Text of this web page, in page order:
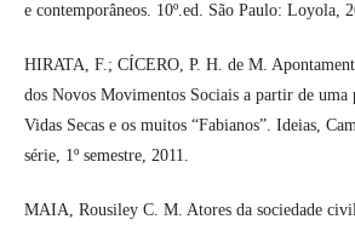
e contemporâneos. 10º.ed. São Paulo: Loyola,
HIRATA, F.; CÍCERO, P. H. de M.
dos Novos Movimentos Sociais a partir de uma
Vidas Secas e os muitos “Fabianos”. Ideias,
série, 1º semestre, 2011.
MAIA, Rousiley C. M. Atores da sociedade